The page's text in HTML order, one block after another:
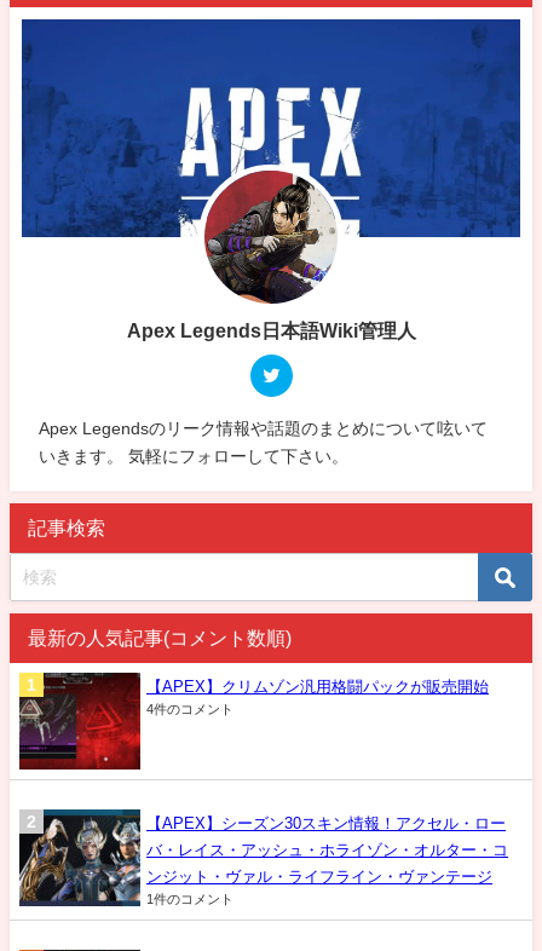
Apex Legends日本語Wiki管理人
Apex Legendsのリーク情報や話題のまとめについて呟いて
いきます。 気軽にフォローして下さい。
記事検索
最新の人気記事(コメント数順)
【APEX】クリムゾン汎用格闘パックが販売開始
4件のコメント
【APEX】シーズン30スキン情報！アクセル・ロー
バ・レイス・アッシュ・ホライゾン・オルター・コ
ンジット・ヴァル・ライフライン・ヴァンテージ
1件のコメント